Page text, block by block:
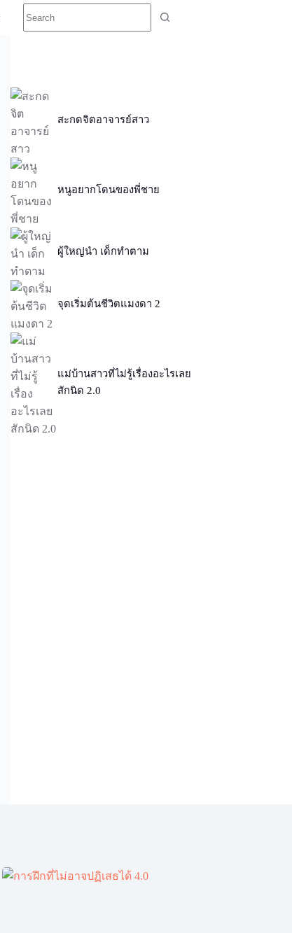
สะกดจิตอาจารย์สาว
หนูอยากโดนของพี่ชาย
ผู้ใหญ่นำ เด็กทำตาม
จุดเริ่มต้นชีวิตแมงดา 2
แม่บ้านสาวที่ไม่รู้เรื่องอะไรเลย
สักนิด 2.0